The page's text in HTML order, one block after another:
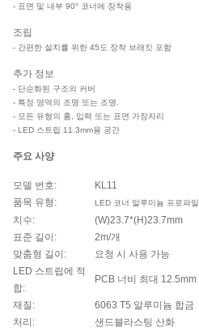
- 표면 및 내부 90° 코너에 장착용
조립
- 간편한 설치를 위한 45도 장착 브래킷 포함
추가 정보
- 단순화된 구조의 커버
- 특정 영역의 조명 또는 조명.
- 모든 유형의 홈, 입력 또는 표면 가장자리
- LED 스트립 11.3mm용 공간
주요 사양
모델 번호:
KL11
품목 유형:
LED 코너 알루미늄 프로파일
치수:
(W)23.7*(H)23.7mm
표준 길이:
2m/개
맞춤형 길이:
요청 시 사용 가능
LED 스트립에 적
합:
PCB 너비 최대 12.5mm
재질:
6063 T5 알루미늄 합금
처리:
샌드블라스팅 산화